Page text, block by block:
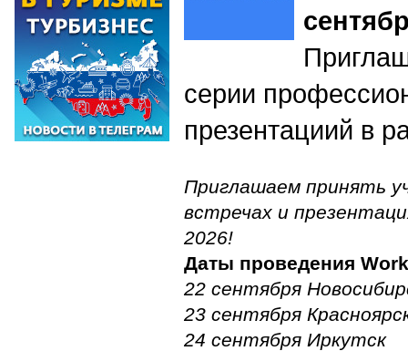
серии
презентациий в
Приглашаем принять
встречах и
2026!
Даты проведения W
22 сентября
23 сентября
24 сентября Иркутск